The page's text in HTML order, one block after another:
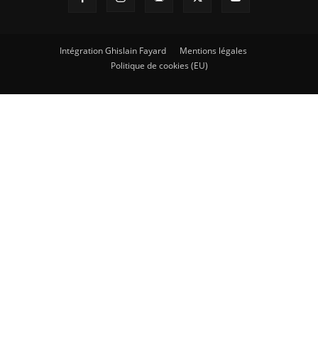
Intégration Ghislain Fayard
Mentions légales
Politique de cookies (EU)